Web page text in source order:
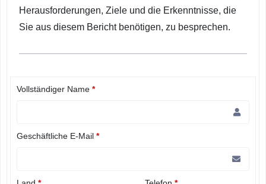
Herausforderungen, Ziele und die Erkenntnisse, die
Sie aus diesem Bericht benötigen, zu besprechen.
Vollständiger Name *
Geschäftliche E-Mail *